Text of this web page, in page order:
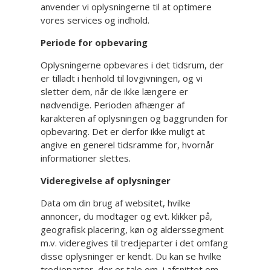
anvender vi oplysningerne til at optimere
vores services og indhold.
Periode for opbevaring
Oplysningerne opbevares i det tidsrum, der
er tilladt i henhold til lovgivningen, og vi
sletter dem, når de ikke længere er
nødvendige. Perioden afhænger af
karakteren af oplysningen og baggrunden for
opbevaring. Det er derfor ikke muligt at
angive en generel tidsramme for, hvornår
informationer slettes.
Videregivelse af oplysninger
Data om din brug af websitet, hvilke
annoncer, du modtager og evt. klikker på,
geografisk placering, køn og alderssegment
m.v. videregives til tredjeparter i det omfang
disse oplysninger er kendt. Du kan se hvilke